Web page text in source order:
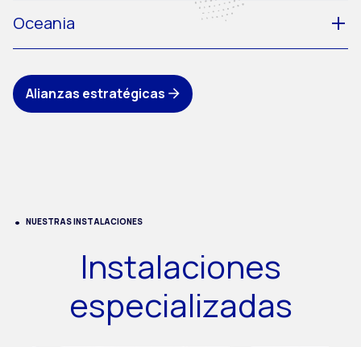
Oceania
Alianzas estratégicas
NUESTRAS INSTALACIONES
Instalaciones
especializadas